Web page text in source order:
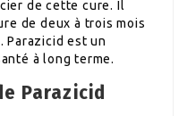
de cette cure. Il
de deux à trois mois
Parazicid est un
à long terme.
Parazicid